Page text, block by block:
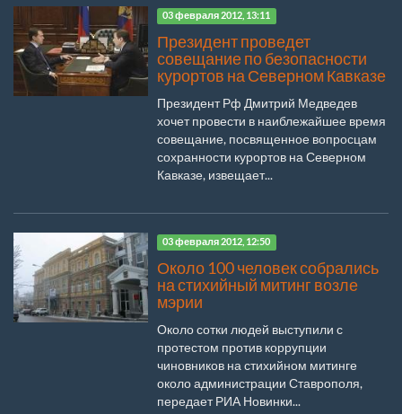
03 февраля 2012, 13:11
Президент проведет
совещание по безопасности
курортов на Северном Кавказе
Президент Рф Дмитрий Медведев
хочет провести в наиблежайшее время
совещание, посвященное вопросцам
сохранности курортов на Северном
Кавказе, извещает...
03 февраля 2012, 12:50
Около 100 человек собрались
на стихийный митинг возле
мэрии
Около сотки людей выступили с
протестом против коррупции
чиновников на стихийном митинге
около администрации Ставрополя,
передает РИА Новинки...